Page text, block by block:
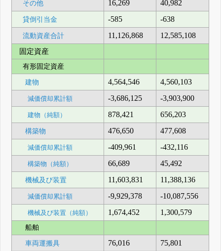
その他 16,269 40,982
貸倒引当金 -585 -638
流動資産合計 11,126,868
12,585,108
固定資産
有形固定資産
建物 4,564,546 4,560,103
減価償却累計額 -3,686,125 -3,903,900
建物（純額） 878,421 656,203
構築物 476,650 477,608
減価償却累計額 -409,961 -432,116
構築物（純額） 66,689 45,492
機械及び装置 11,603,831 11,388,136
減価償却累計額 -9,929,378 -10,087,556
機械及び装置（純額） 1,674,452 1,300,579
船舶
車両運搬具 76,016 75,801